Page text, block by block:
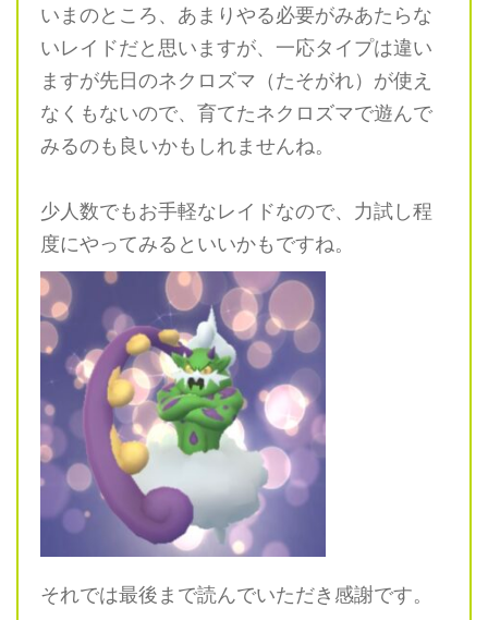
いまのところ、あまりやる必要がみあたらな
いレイドだと思いますが、一応タイプは違い
ますが先日のネクロズマ（たそがれ）が使え
なくもないので、育てたネクロズマで遊んで
みるのも良いかもしれませんね。
少人数でもお手軽なレイドなので、力試し程
度にやってみるといいかもですね。
それでは最後まで読んでいただき感謝です。